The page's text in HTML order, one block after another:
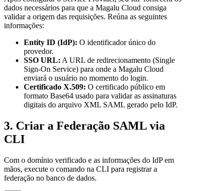
dados necessários para que a Magalu Cloud consiga
validar a origem das requisições. Reúna as seguintes
informações:
Entity ID (IdP): O identificador único do
provedor.
SSO URL: A URL de redirecionamento (Single
Sign-On Service) para onde a Magalu Cloud
enviará o usuário no momento do login.
Certificado X.509: O certificado público em
formato Base64 usado para validar as assinaturas
digitais do arquivo XML SAML gerado pelo IdP.
3. Criar a Federação SAML via
CLI
Com o domínio verificado e as informações do IdP em
mãos, execute o comando na CLI para registrar a
federação no banco de dados.